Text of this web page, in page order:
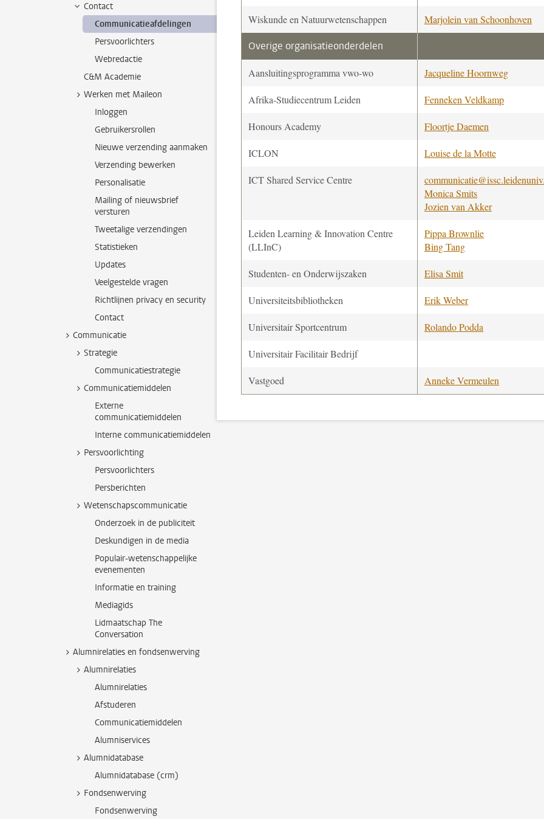
Contact
Communicatieafdelingen
Persvoorlichters
Webredactie
C&M Academie
Werken met Maileon
Inloggen
Gebruikersrollen
Nieuwe verzending aanmaken
Verzending bewerken
Personalisatie
Mailing of nieuwsbrief
versturen
Tweetalige verzendingen
Statistieken
Updates
Veelgestelde vragen
Richtlijnen privacy en security
Contact
Communicatie
Strategie
Communicatiestrategie
Communicatiemiddelen
Externe
communicatiemiddelen
Interne communicatiemiddelen
Persvoorlichting
Persvoorlichters
Persberichten
Wetenschapscommunicatie
Onderzoek in de publiciteit
Deskundigen in de media
Populair-wetenschappelijke
evenementen
Informatie en training
Mediagids
Lidmaatschap The
Conversation
Alumnirelaties en fondsenwerving
Alumnirelaties
Alumnirelaties
Afstuderen
Communicatiemiddelen
Alumniservices
Alumnidatabase
Alumnidatabase (crm)
Fondsenwerving
Fondsenwerving
Wiskunde en Natuurwetenschappen Marjolein van Schoonhoven
Overige organisatieonderdelen
Aansluitingsprogramma vwo-wo Jacqueline Hoornweg
Afrika-Studiecentrum Leiden Fenneken Veldkamp
Honours Academy Floortje Daemen
ICLON Louise de la Motte
ICT Shared Service Centre
Monica Smits
Jozien van Akker
Leiden Learning & Innovation Centre
(LLInC)
Pippa Brownlie
Bing Tang
Studenten- en Onderwijszaken Elisa Smit
Universiteitsbibliotheken Erik Weber
Universitair Sportcentrum Rolando Podda
Universitair Facilitair Bedrijf
Vastgoed Anneke Vermeulen